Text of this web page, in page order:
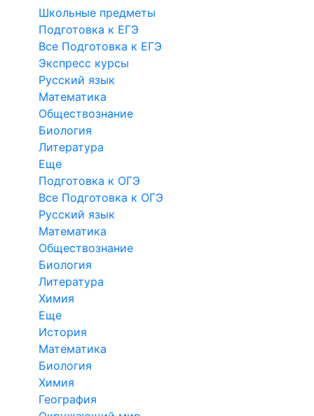
Школьные предметы
Подготовка к ЕГЭ
Все Подготовка к ЕГЭ
Экспресс курсы
Русский язык
Математика
Обществознание
Биология
Литература
Еще
Подготовка к ОГЭ
Все Подготовка к ОГЭ
Русский язык
Математика
Обществознание
Биология
Литература
Химия
Еще
История
Математика
Биология
Химия
География